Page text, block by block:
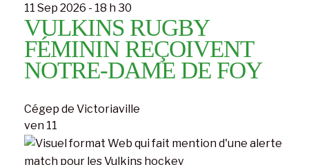
11 Sep 2026 - 18 h 30
VULKINS RUGBY
FÉMININ REÇOIVENT
NOTRE-DAME DE FOY
Cégep de Victoriaville
ven 11